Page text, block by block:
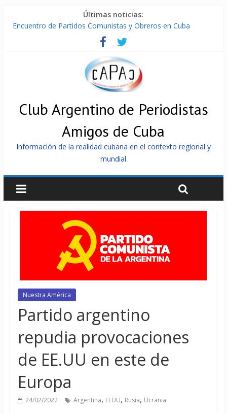
Últimas noticias:
Encuentro de Partidos Comunistas y Obreros en Cuba
Díaz-Canel: «Cuba no tiene que adoctrinar a nadie, no tiene
que exportar ideas; es la historia la que imparte lecciones»
Entregan en Cuba equipos fotovoltaicos a familias con niños
ONU gestiona con “varios países interesados” envío de
Cuba, la «Gaza silenciosa»
Club Argentino de Periodistas
Amigos de Cuba
Información de la realidad cubana en el contexto regional y
mundial
Nuestra América
Partido argentino
repudia provocaciones
de EE.UU en este de
Europa
24/02/2022 Argentina, EEUU, Rusia, Ucrania